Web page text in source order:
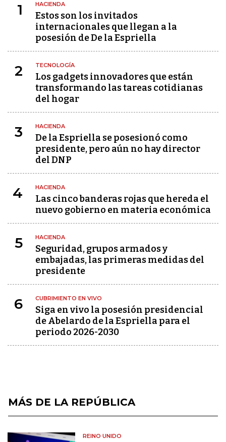
1 HACIENDA
Estos son los invitados
internacionales que llegan a la
posesión de De la Espriella
2 TECNOLOGÍA
Los gadgets innovadores que están
transformando las tareas cotidianas
del hogar
3 HACIENDA
De la Espriella se posesionó como
presidente, pero aún no hay director
del DNP
4 HACIENDA
Las cinco banderas rojas que hereda el
nuevo gobierno en materia económica
5 HACIENDA
Seguridad, grupos armados y
embajadas, las primeras medidas del
presidente
6 CUBRIMIENTO EN VIVO
Siga en vivo la posesión presidencial
de Abelardo de la Espriella para el
periodo 2026-2030
MÁS DE LA REPÚBLICA
REINO UNIDO